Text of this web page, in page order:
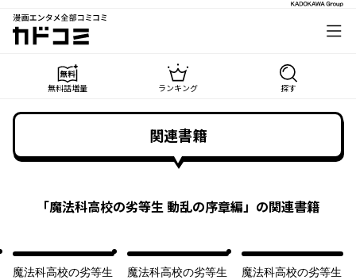
漫画エンタメ全部コミコミ
カドコミ
無料話増量 ランキング 探す
関連書籍
「魔法科高校の劣等生 動乱の序章編」の関連書籍
魔法科高校の劣等生
魔法科高校の劣等生
魔法科高校の劣等生